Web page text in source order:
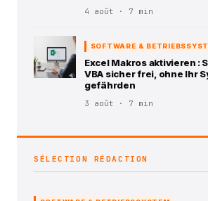
4 août · 7 min
SOFTWARE &
Excel Makros aktivieren :
VBA sicher frei, ohne Ihr
gefährden
3 août · 7 min
SÉLECTION RÉDACTION